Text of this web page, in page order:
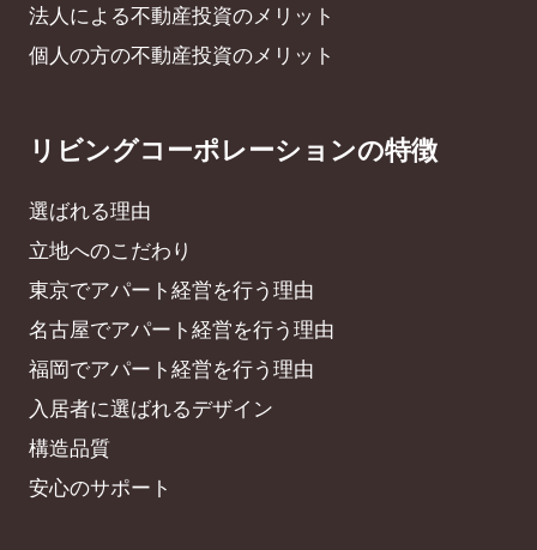
法人による不動産投資のメリット
個人の方の不動産投資のメリット
リビングコーポレーションの特徴
選ばれる理由
立地へのこだわり
東京でアパート経営を行う理由
名古屋でアパート経営を行う理由
福岡でアパート経営を行う理由
入居者に選ばれるデザイン
構造品質
安心のサポート